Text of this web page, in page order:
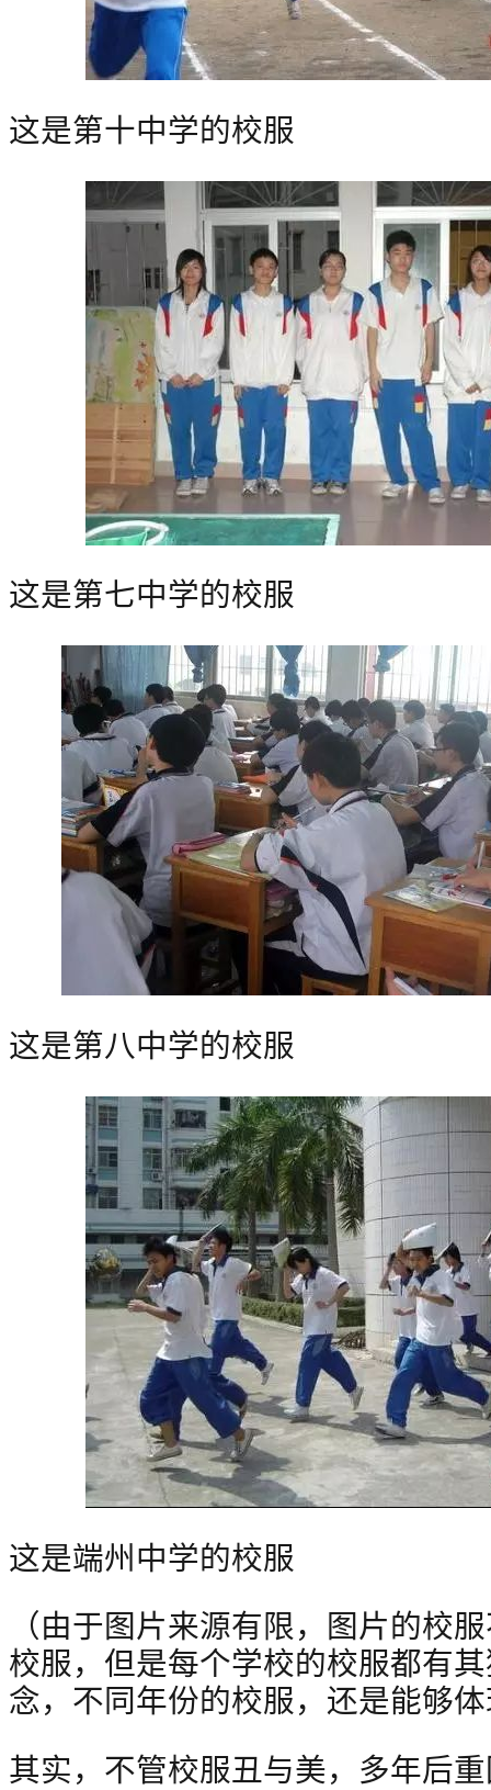
这是第十中学的校服
这是第七中学的校服
这是第八中学的校服
这是端州中学的校服
（由于图片来源有限，图片的校
校服，但是每个学校的校服都有
念，不同年份的校服，还是能够
其实，不管校服丑与美， 多年后